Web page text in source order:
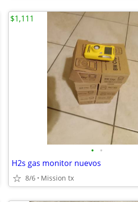
• •
H2s gas monitor nuevos
8/6 Mission tx
$1,111